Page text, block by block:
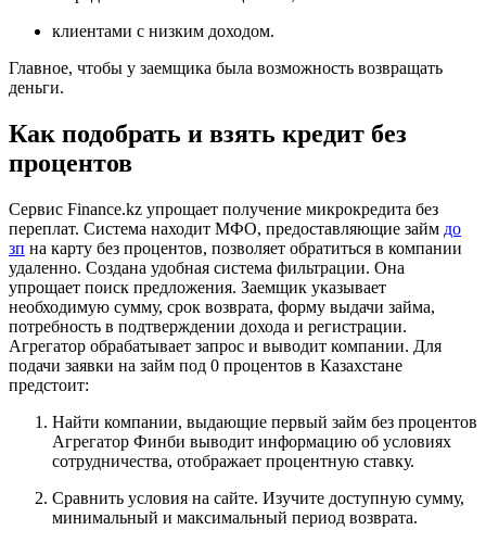
клиентами с низким доходом.
Главное, чтобы у заемщика была возможность возвращать
деньги.
Как подобрать и взять кредит без
процентов
Сервис Finance.kz упрощает получение микрокредита без
переплат. Система находит МФО, предоставляющие займ до
зп на карту без процентов, позволяет обратиться в компании
удаленно. Создана удобная система фильтрации. Она
упрощает поиск предложения. Заемщик указывает
необходимую сумму, срок возврата, форму выдачи займа,
потребность в подтверждении дохода и регистрации.
Агрегатор обрабатывает запрос и выводит компании. Для
подачи заявки на займ под 0 процентов в Казахстане
предстоит:
Найти компании, выдающие первый займ без процентов
Агрегатор Финби выводит информацию об условиях
сотрудничества, отображает процентную ставку.
Сравнить условия на сайте. Изучите доступную сумму,
минимальный и максимальный период возврата.